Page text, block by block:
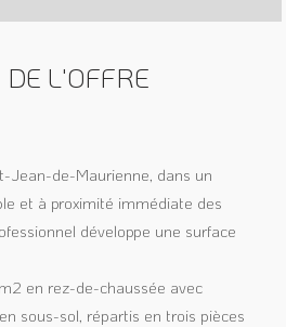
L'OFFRE
Jean-de-Maurienne, dans un
et à proximité immédiate des
développe une surface
en rez-de-chaussée avec
sous-sol, répartis en trois pièces